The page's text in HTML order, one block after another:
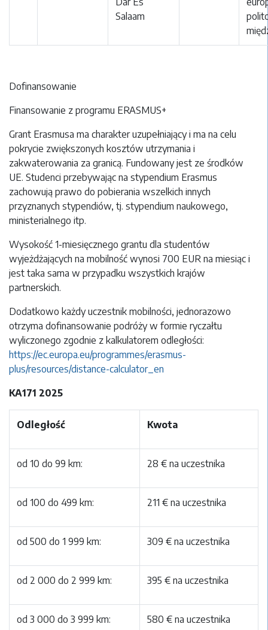
Salaam
Dofinansowanie
Finansowanie z programu ERASMUS+
Grant Erasmusa ma charakter uzupełniający i ma na celu
pokrycie zwiększonych kosztów utrzymania i
zakwaterowania za granicą. Fundowany jest ze środków
UE. Studenci przebywając na stypendium Erasmus
zachowują prawo do pobierania wszelkich innych
przyznanych stypendiów, tj. stypendium naukowego,
ministerialnego itp.
Wysokość 1-miesięcznego grantu dla studentów
wyjeżdżających na mobilność wynosi 700 EUR na miesiąc i
jest taka sama w przypadku wszystkich krajów
partnerskich.
Dodatkowo każdy uczestnik mobilności, jednorazowo
otrzyma dofinansowanie podróży w formie ryczałtu
wyliczonego zgodnie z kalkulatorem odległości:
https://ec.europa.eu/programmes/erasmus-
plus/resources/distance-calculator_en
KA171 2025
Odległość Kwota
od 10 do 99 km: 28 € na uczestnika
od 100 do 499 km: 211 € na uczestnika
od 500 do 1 999 km: 309 € na uczestnika
od 2 000 do 2 999 km: 395 € na uczestnika
od 3 000 do 3 999 km: 580 € na uczestnika